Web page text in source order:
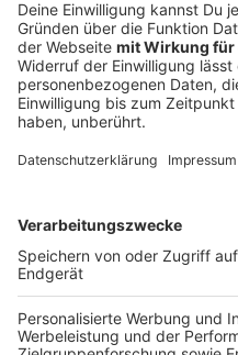
Anzeige
Straßen NRW hat uns auf
aufgelistet, die 2024 mit
ausgestattet werden.
abrufen.
Anzeige